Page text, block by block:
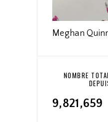
Meghan
NOMBRE
9,821,659